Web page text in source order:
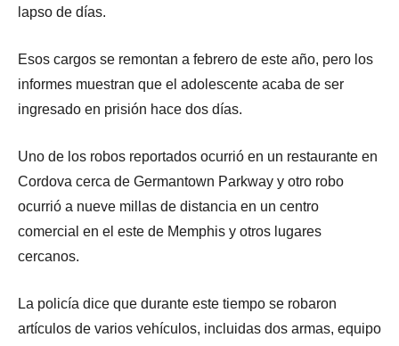
lapso de días.
Esos cargos se remontan a febrero de este año, pero los
informes muestran que el adolescente acaba de ser
ingresado en prisión hace dos días.
Uno de los robos reportados ocurrió en un restaurante en
Cordova cerca de Germantown Parkway y otro robo
ocurrió a nueve millas de distancia en un centro
comercial en el este de Memphis y otros lugares
cercanos.
La policía dice que durante este tiempo se robaron
artículos de varios vehículos, incluidas dos armas, equipo